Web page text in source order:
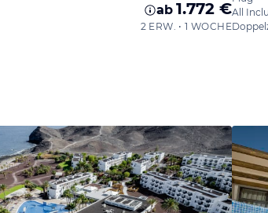
ab 1.772 €
2 ERW. • 1 WOCHE
All